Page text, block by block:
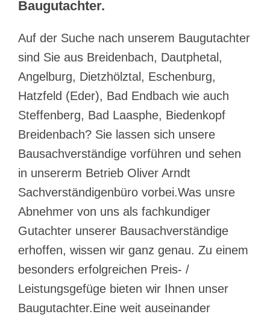
Baugutachter.
Auf der Suche nach unserem Baugutachter
sind Sie aus Breidenbach, Dautphetal,
Angelburg, Dietzhölztal, Eschenburg,
Hatzfeld (Eder), Bad Endbach wie auch
Steffenberg, Bad Laasphe, Biedenkopf
Breidenbach? Sie lassen sich unsere
Bausachverständige vorführen und sehen
in unsererm Betrieb Oliver Arndt
Sachverständigenbüro vorbei.Was unsre
Abnehmer von uns als fachkundiger
Gutachter unserer Bausachverständige
erhoffen, wissen wir ganz genau. Zu einem
besonders erfolgreichen Preis- /
Leistungsgefüge bieten wir Ihnen unser
Baugutachter.Eine weit auseinander